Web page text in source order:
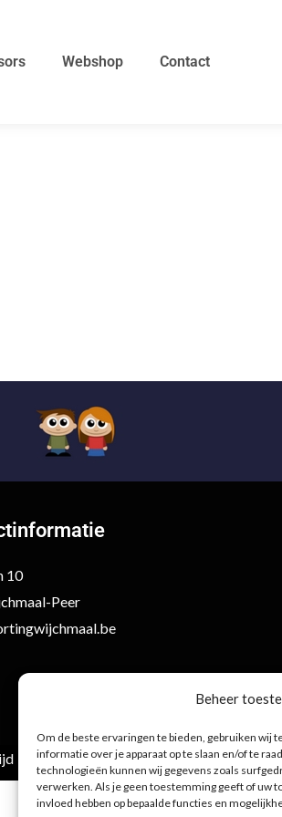
Beheer
Om de beste ervaringen te bieden, gebruiken wij
informatie over je apparaat op te slaan en/of te
technologieën kunnen wij gegevens zoals
verwerken. Als je geen toestemming geeft of uw
invloed hebben op bepaalde functies en
Webshop Contact
10
Peer